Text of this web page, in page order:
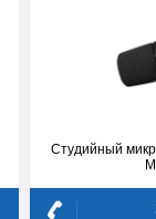
Студийный